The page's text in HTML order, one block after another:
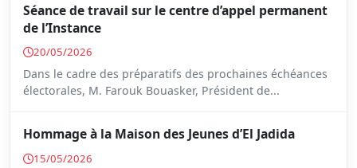
Séance de travail sur le centre d’appel permanent
de l’Instance
20/05/2026
Dans le cadre des préparatifs des prochaines échéances
électorales, M. Farouk Bouasker, Président de...
Hommage à la Maison des Jeunes d’El Jadida
15/05/2026